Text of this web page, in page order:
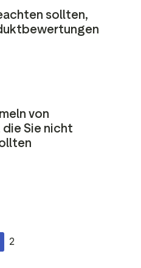
sollten,
von
Sie nicht
2